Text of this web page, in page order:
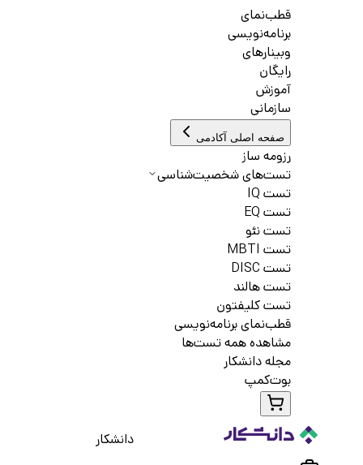
قطب‌نمای
برنامه‌نویسی
وبینارهای
رایگان
آموزش
سازمانی
صفحه اصلی آکادمی
رزومه ساز
تست‌های شخصیت‌شناسی
تست IQ
تست EQ
تست نئو
تست MBTI
تست DISC
تست هالند
تست کلیفتون
قطب‌نمای برنامه‌نویسی
مشاهده همه تست‌ها
مجله دانشکار
بوت‌کمپ
دانشکار